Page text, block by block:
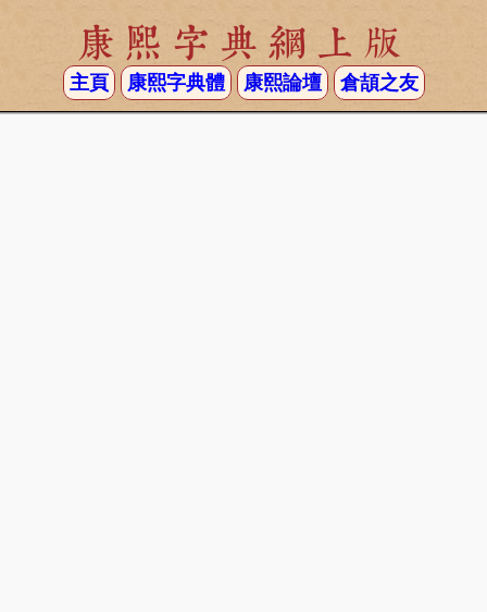
康熙字典網上版
主頁 康熙字典體 康熙論壇 倉頡之友